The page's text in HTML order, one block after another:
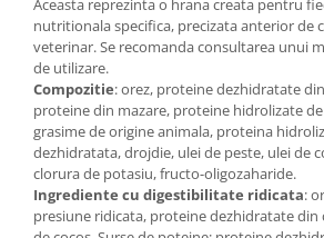
Aceasta reprezinta o hrana creata pentru
nutritionala specifica, precizata anterior de
veterinar. Se recomanda consultarea unui
de utilizare.
Compozitie: orez, proteine dezhidratate
proteine din mazare, proteine hidrolizate
grasime de origine animala, proteina
dezhidratata, drojdie, ulei de peste, ulei de
clorura de potasiu, fructo-oligozaharide.
Ingrediente cu digestibilitate ridicata:
presiune ridicata, proteine dezhidratate din